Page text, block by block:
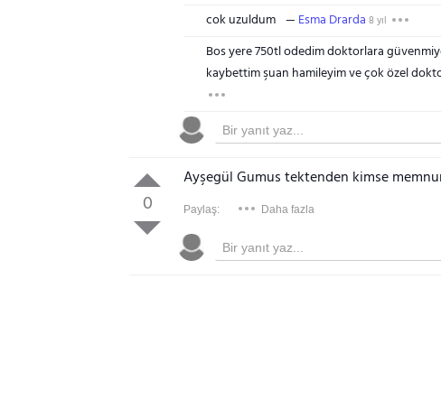
cok uzuldum Esma Drarda 8 yıl
Bos yere 750tl odedim doktorlara
kaybettim şuan hamileyim ve çok özel
0
Ayşegül Gumus tektenden kimse
Paylaş: Daha fazla